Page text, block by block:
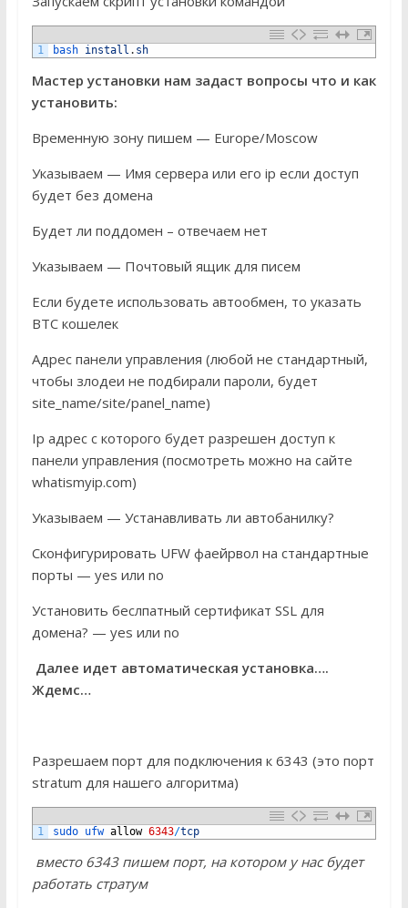
1 bash install . sh
Мастер установки нам задаст вопросы что и как
установить:
Временную зону пишем — Europe/Moscow
Указываем — Имя сервера или его ip если доступ
будет без домена
Будет ли поддомен – отвечаем нет
Указываем — Почтовый ящик для писем
Если будете использовать автообмен, то указать
BTC кошелек
Адрес панели управления (любой не стандартный,
чтобы злодеи не подбирали пароли, будет
site_name/site/panel_name)
Ip адрес с которого будет разрешен доступ к
панели управления (посмотреть можно на сайте
whatismyip.com)
Указываем — Устанавливать ли автобанилку?
Сконфигурировать UFW фаейрвол на стандартные
порты — yes или no
Установить беслпатный сертификат SSL для
домена? — yes или no
Далее идет автоматическая установка….
Ждемс…
Разрешаем порт для подключения к 6343 (это порт
stratum для нашего алгоритма)
1 sudo ufw allow 6343/tcp
вместо 6343 пишем порт, на котором у нас будет
работать стратум